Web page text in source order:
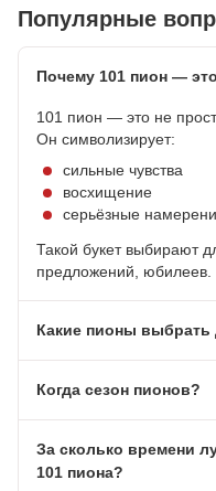
Популярные
Почему 101 пион —
101 пион — это не
Он символизирует:
сильные чувства
восхищение
серьёзные
Такой букет выбирают
предложений, юбилеев.
Какие пионы выбрать
Когда сезон пионов?
За сколько времени
101 пиона?